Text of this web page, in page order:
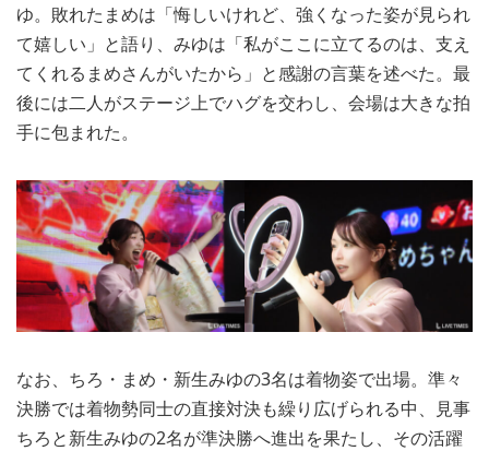
ゆ。敗れたまめは「悔しいけれど、強くなった姿が見られ
て嬉しい」と語り、みゆは「私がここに立てるのは、支え
てくれるまめさんがいたから」と感謝の言葉を述べた。最
後には二人がステージ上でハグを交わし、会場は大きな拍
手に包まれた。
なお、ちろ・まめ・新生みゆの3名は着物姿で出場。準々
決勝では着物勢同士の直接対決も繰り広げられる中、見事
ちろと新生みゆの2名が準決勝へ進出を果たし、その活躍